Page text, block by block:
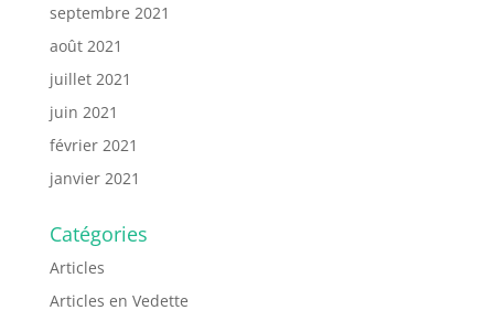
septembre 2021
août 2021
juillet 2021
juin 2021
février 2021
janvier 2021
Catégories
Articles
Articles en Vedette